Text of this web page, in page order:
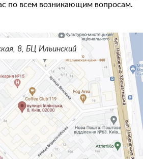
по всем возникающим вопросам.
8, БЦ Ильинский